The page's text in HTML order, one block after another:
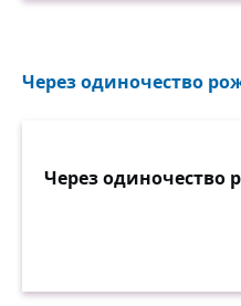
Через одиночество
Через одиночество